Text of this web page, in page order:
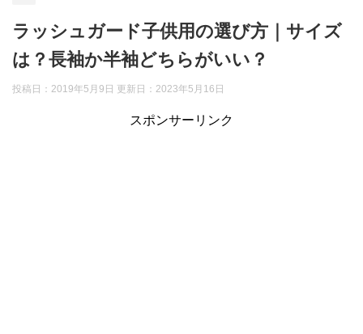
ラッシュガード子供用の選び方｜サイズ
は？長袖か半袖どちらがいい？
投稿日：2019年5月9日 更新日： 2023年5月16日
スポンサーリンク